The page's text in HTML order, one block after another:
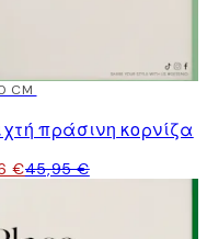
CM
πράσινη κορνίζα
€45,95 €